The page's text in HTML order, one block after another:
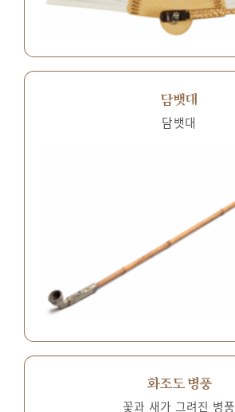
담뱃대
담뱃대
화조도 병풍
꽃과 새가 그려진 병풍